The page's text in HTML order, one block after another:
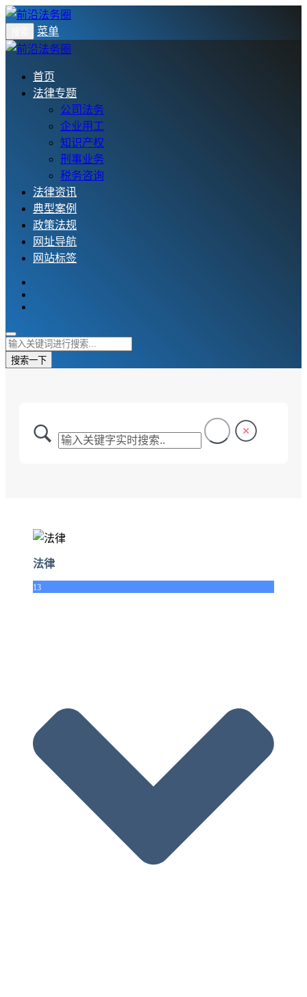
菜单
首页
法律专题
公司法务
企业用工
知识产权
刑事业务
税务咨询
法律资讯
典型案例
政策法规
网址导航
网站标签
搜索一下
法律
13